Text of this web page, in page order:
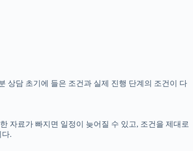
상담 초기에 들은 조건과 실제 진행 단계의 조건이 다
자료가 빠지면 일정이 늦어질 수 있고, 조건을 제대로
.